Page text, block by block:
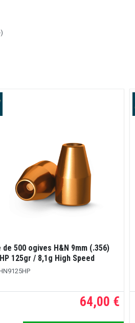
de 500 ogives H&N 9mm (.356)
125gr / 8,1g High Speed
64,00 €